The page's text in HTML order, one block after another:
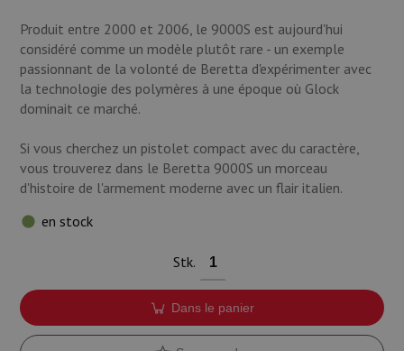
Produit entre 2000 et 2006, le 9000S est aujourd'hui
considéré comme un modèle plutôt rare - un exemple
passionnant de la volonté de Beretta d'expérimenter avec
la technologie des polymères à une époque où Glock
dominait ce marché.
Si vous cherchez un pistolet compact avec du caractère,
vous trouverez dans le Beretta 9000S un morceau
d'histoire de l'armement moderne avec un flair italien.
en stock
Stk.
Dans le panier